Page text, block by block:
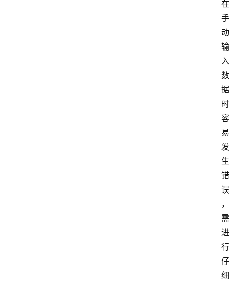
在
手
动
输
入
数
据
时
容
易
发
生
错
误
，
需
进
行
仔
细